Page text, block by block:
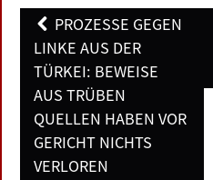
Post
navigation
PROZESSE GEGEN
LINKE AUS DER
TÜRKEI: BEWEISE
AUS TRÜBEN
QUELLEN HABEN VOR
GERICHT NICHTS
VERLOREN